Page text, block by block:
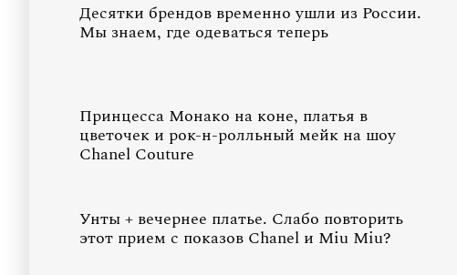
Десятки брендов временно ушли из России.
Мы знаем, где одеваться теперь
Принцесса Монако на коне, платья в
цветочек и рок-н-ролльный мейк на шоу
Chanel Couture
Унты + вечернее платье. Слабо повторить
этот прием с показов Chanel и Miu Miu?